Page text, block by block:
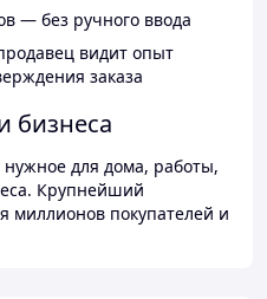
— без ручного ввода
видит опыт
заказа
бизнеса
для дома, работы,
Крупнейший
миллионов покупателей и